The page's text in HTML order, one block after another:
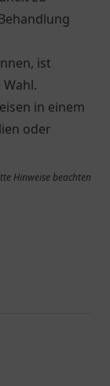
ist
in einem
oder
Hinweise beachten